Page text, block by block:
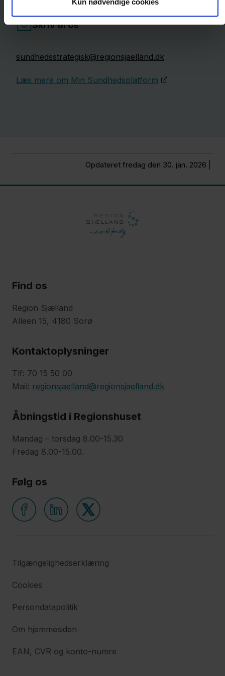
Skriv til os
sundhedsstrategisk@regionsjaelland.dk
Læs mere om Min Sundhedsplatform
Opdateret fredag den 30. jan. 2026
Find os
Region Sjælland
Alleen 15, 4180 Sorø
Kontaktoplysninger
Tlf: 70 15 50 00
Mail: regionsjaelland@regionsjaelland.dk
Åbningstid i Regionshuset
Mandag – torsdag 8.00-15.30
Fredag 8.00-15.00.
Følg os
Tilgængelighedserklæring
Cookies
Persondatapolitik
Om hjemmesiden
EAN, CVR og konto-numre